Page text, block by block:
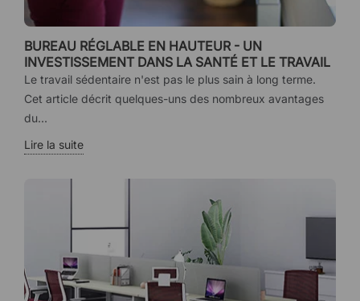
BUREAU RÉGLABLE EN HAUTEUR - UN
INVESTISSEMENT DANS LA SANTÉ ET LE TRAVAIL
Le travail sédentaire n'est pas le plus sain à long terme.
Cet article décrit quelques-uns des nombreux avantages
du...
Lire la suite